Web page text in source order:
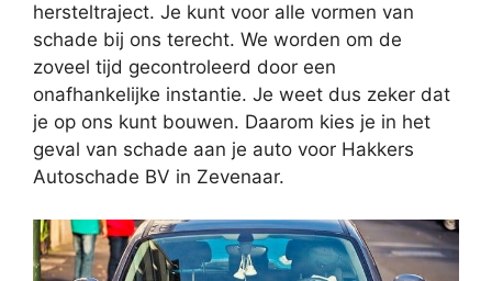
hersteltraject. Je kunt voor alle vormen van
schade bij ons terecht. We worden om de
zoveel tijd gecontroleerd door een
onafhankelijke instantie. Je weet dus zeker dat
je op ons kunt bouwen. Daarom kies je in het
geval van schade aan je auto voor Hakkers
Autoschade BV in Zevenaar.